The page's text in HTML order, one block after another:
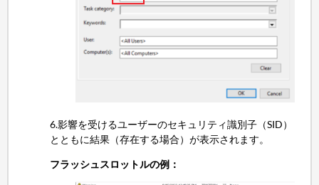
6.影響を受けるユーザーのセキュリティ識別子（SID）
とともに結果（存在する場合）が表示されます。
フラッシュスロットルの例：